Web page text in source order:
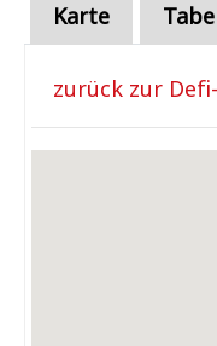
Karte
zurück zur